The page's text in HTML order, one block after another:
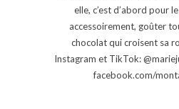
elle, c’est d’abord pour
accessoirement, goûter
chocolat qui croisent sa
Instagram et TikTok:
facebook.com/